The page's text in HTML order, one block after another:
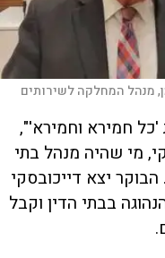
מנהל המחלקה לשירותים
חמירא וחמירא'",
מי שהיה מנהל בתי
הבוקר יצא דייכובסקי
בבתי הדין וקבל